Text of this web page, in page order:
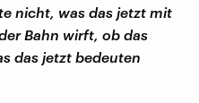
nicht, was das jetzt mit
Bahn wirft, ob das
das jetzt bedeuten